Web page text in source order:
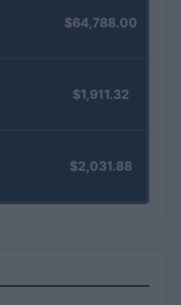
$64,788.00
$1,911.32
$2,031.88